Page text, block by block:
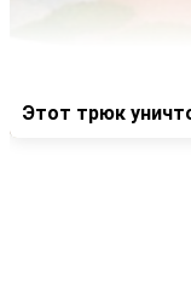
Этот трюк